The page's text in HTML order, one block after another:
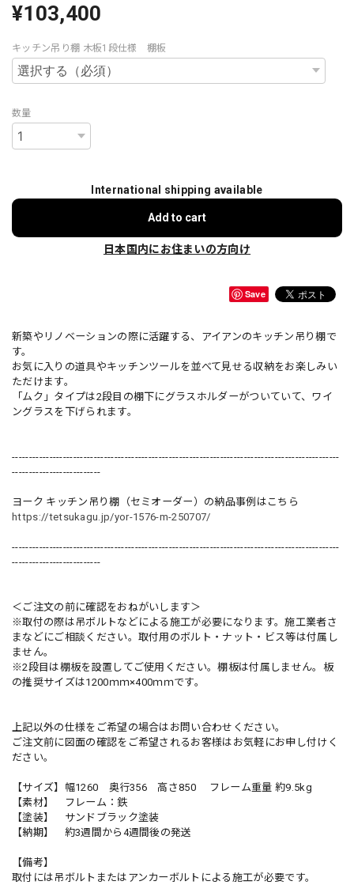
¥103,400
キッチン吊り棚 木板1段仕様 棚板
数量
International shipping available
Add to cart
日本国内にお住まいの方向け
Save
新築やリノベーションの際に活躍する、アイアンのキッチン吊り棚で
す。
お気に入りの道具やキッチンツールを並べて見せる収納をお楽しみい
ただけます。
「ムク」タイプは2段目の棚下にグラスホルダーがついていて、ワイ
ングラスを下げられます。
------------------------------------------------------------------------------------------------
--------------------------
ヨーク キッチン吊り棚（セミオーダー）の納品事例はこちら
https://tetsukagu.jp/yor-1576-m-250707/
------------------------------------------------------------------------------------------------
--------------------------
＜ご注文の前に確認をおねがいします＞
※取付の際は吊ボルトなどによる施工が必要になります。施工業者さ
まなどにご相談ください。取付用のボルト・ナット・ビス等は付属し
ません。
※2段目は棚板を設置してご使用ください。棚板は付属しません。板
の推奨サイズは1200ｍｍ×400ｍｍです。
上記以外の仕様をご希望の場合はお問い合わせください。
ご注文前に図面の確認をご希望されるお客様はお気軽にお申し付けく
ださい。
【サイズ】幅1260 奥行356 高さ850 フレーム重量 約9.5kg
【素材】 フレーム：鉄
【塗装】 サンドブラック塗装
【納期】 約3週間から4週間後の発送
【備考】
取付には吊ボルトまたはアンカーボルトによる施工が必要です。